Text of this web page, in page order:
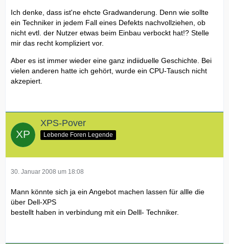
Ich denke, dass ist'ne ehcte Gradwanderung. Denn wie sollte
ein Techniker in jedem Fall eines Defekts nachvollziehen, ob
nicht evtl. der Nutzer etwas beim Einbau verbockt hat!? Stelle
mir das recht kompliziert vor.
Aber es ist immer wieder eine ganz indiiduelle Geschichte. Bei
vielen anderen hatte ich gehört, wurde ein CPU-Tausch nicht
akzepiert.
XPS-Pover
Lebende Foren Legende
30. Januar 2008 um 18:08
Mann könnte sich ja ein Angebot machen lassen für allle die
über Dell-XPS
bestellt haben in verbindung mit ein Delll- Techniker.